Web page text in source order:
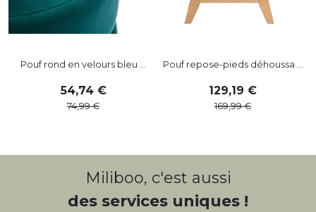
Pouf rond en velours bleu ...
54,74
74,99
Pouf repose-pieds déhoussa ...
129,19
169,99
Miliboo, c'est aussi
des services uniques !